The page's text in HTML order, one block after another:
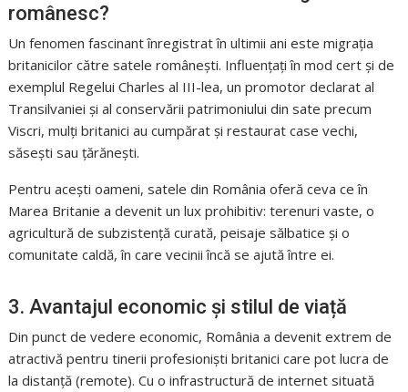
românesc?
Un fenomen fascinant înregistrat în ultimii ani este migrația
britanicilor către satele românești. Influențați în mod cert și de
exemplul Regelui Charles al III-lea, un promotor declarat al
Transilvaniei și al conservării patrimoniului din sate precum
Viscri, mulți britanici au cumpărat și restaurat case vechi,
săsești sau țărănești.
Pentru acești oameni, satele din România oferă ceva ce în
Marea Britanie a devenit un lux prohibitiv: terenuri vaste, o
agricultură de subzistență curată, peisaje sălbatice și o
comunitate caldă, în care vecinii încă se ajută între ei.
3. Avantajul economic și stilul de viață
Din punct de vedere economic, România a devenit extrem de
atractivă pentru tinerii profesioniști britanici care pot lucra de
la distanță (remote). Cu o infrastructură de internet situată